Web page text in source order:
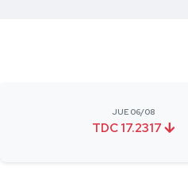
JUE 06/08
TDC 17.2317